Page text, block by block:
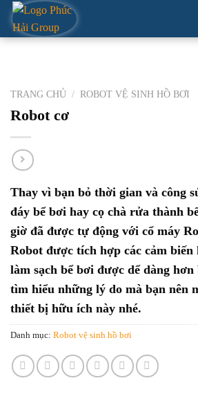
TRANG CHỦ / ROBOT VỆ SINH HỒ BƠI
Robot cơ
Thay vì bạn bỏ thời gian và công
đáy bể bơi hay cọ chà rửa thành
giờ đã được tự động với cổ máy
Robot được tích hợp các cảm biến
làm sạch bể bơi được dể dàng
tìm hiểu những lý do mà bạn nên
thiết bị hữu ích này nhé.
Danh mục: Robot vệ sinh hồ bơi